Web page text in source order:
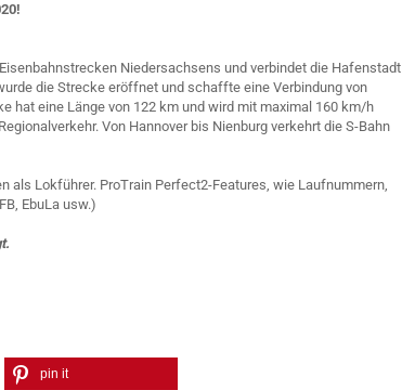
Niedersachsens und verbindet die Hafenstadt
die Strecke eröffnet und schaffte eine Verbindung von
hat eine Länge von 122 km und wird mit maximal 160 km/h
Von Hannover bis Nienburg verkehrt die S-Bahn
als Lokführer. ProTrain Perfect2-Features, wie Laufnummern,
EbuLa usw.)
pin it